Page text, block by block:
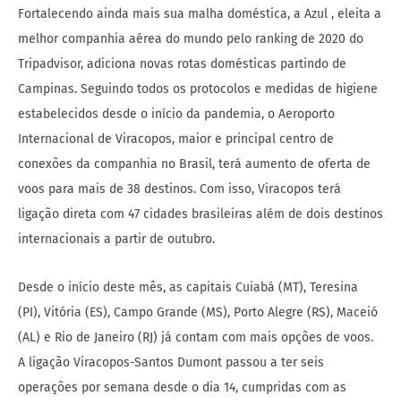
Fortalecendo ainda mais sua malha doméstica, a Azul , eleita a
melhor companhia aérea do mundo pelo ranking de 2020 do
Tripadvisor, adiciona novas rotas domésticas partindo de
Campinas. Seguindo todos os protocolos e medidas de higiene
estabelecidos desde o início da pandemia, o Aeroporto
Internacional de Viracopos, maior e principal centro de
conexões da companhia no Brasil, terá aumento de oferta de
voos para mais de 38 destinos. Com isso, Viracopos terá
ligação direta com 47 cidades brasileiras além de dois destinos
internacionais a partir de outubro.
Desde o início deste mês, as capitais Cuiabá (MT), Teresina
(PI), Vitória (ES), Campo Grande (MS), Porto Alegre (RS), Maceió
(AL) e Rio de Janeiro (RJ) já contam com mais opções de voos.
A ligação Viracopos-Santos Dumont passou a ter seis
operações por semana desde o dia 14, cumpridas com as